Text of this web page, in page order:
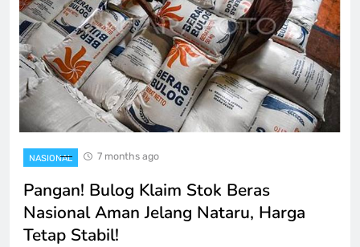
NASIONAL 7 months ago
Pangan! Bulog Klaim Stok Beras
Nasional Aman Jelang Nataru, Harga
Tetap Stabil!